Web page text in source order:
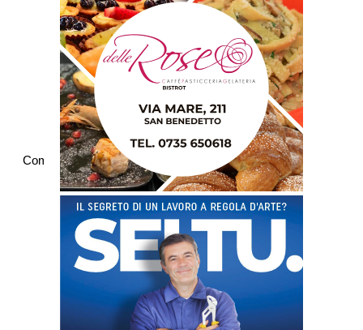
Commenti